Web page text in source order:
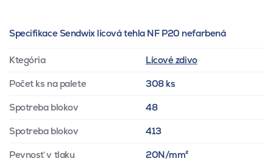
Specifikace Sendwix lícová tehla NF P20 nefarbená
Ktegória Lícové zdivo
Počet ks na palete 308 ks
Spotreba blokov 48
Spotreba blokov 413
Pevnosť v tlaku 20N/mm²